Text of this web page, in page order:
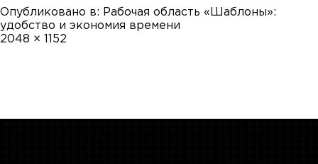
Опубликовано в: Рабочая область «Шаблоны»:
удобство и экономия времени
Полный
2048 × 1152